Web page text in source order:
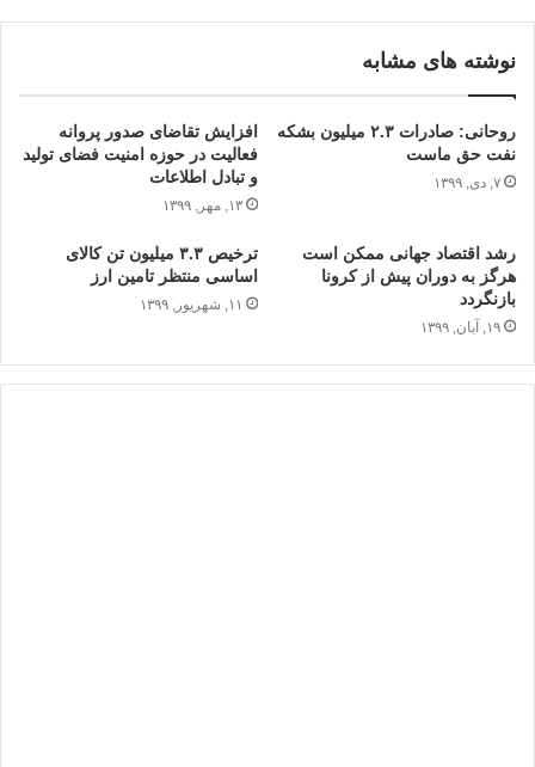
نوشته های مشابه
روحانی: صادرات ۲.۳ میلیون بشکه
نفت حق ماست
۷, دی, ۱۳۹۹
افزایش تقاضای صدور پروانه
فعالیت در حوزه امنیت فضای تولید
و تبادل اطلاعات
۱۳, مهر, ۱۳۹۹
رشد اقتصاد جهانی ممکن است
هرگز به دوران پیش از کرونا
بازنگردد
۱۹, آبان, ۱۳۹۹
ترخیص ۳.۳ میلیون تن کالای
اساسی منتظر تامین ارز
۱۱, شهریور, ۱۳۹۹